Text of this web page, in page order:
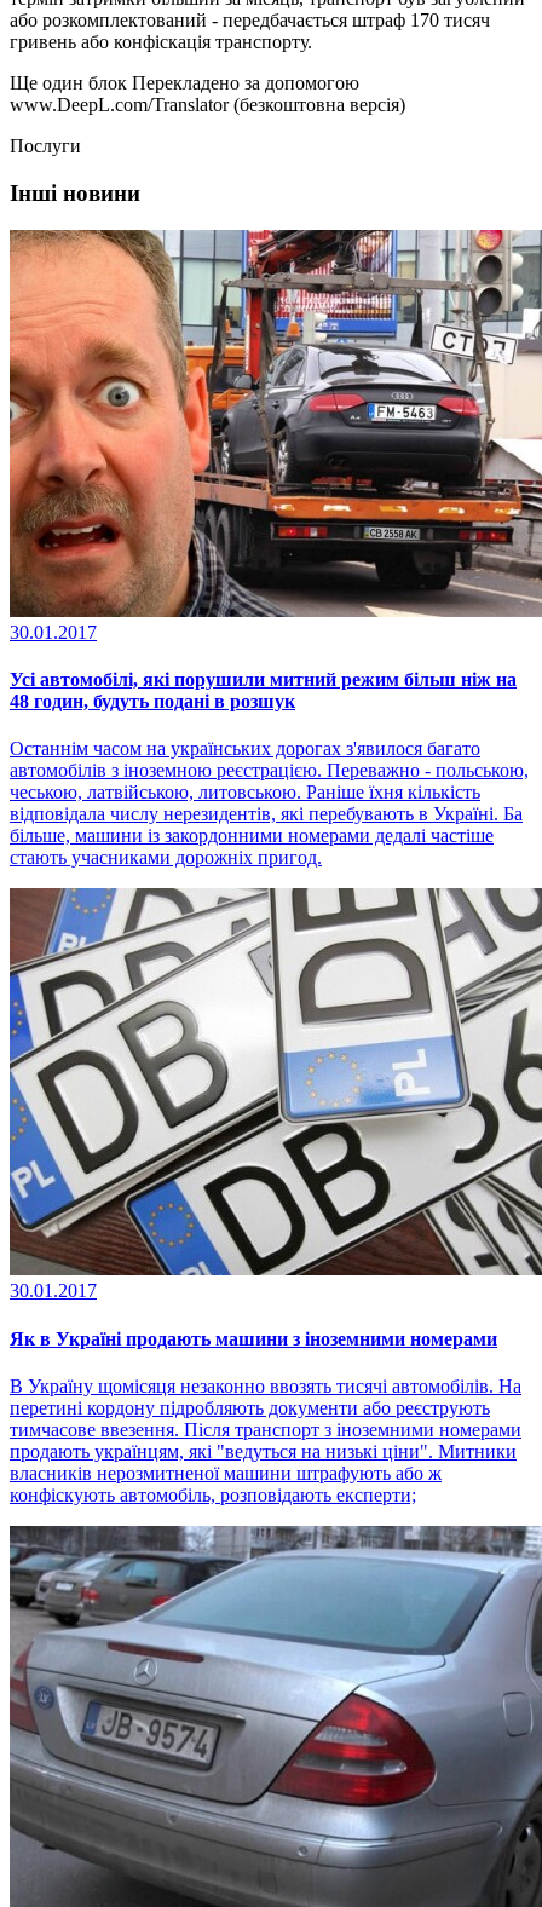
або розкомплектований - передбачається штраф 170 тисяч
гривень або конфіскація транспорту.
Ще один блок Перекладено за допомогою
www.DeepL.com/Translator (безкоштовна версія)
Послуги
Інші новини
30.01.2017
Усі автомобілі, які порушили митний режим більш ніж на
48 годин, будуть подані в розшук
Останнім часом на українських дорогах з'явилося багато
автомобілів з іноземною реєстрацією. Переважно - польською,
чеською, латвійською, литовською. Раніше їхня кількість
відповідала числу нерезидентів, які перебувають в Україні. Ба
більше, машини із закордонними номерами дедалі частіше
стають учасниками дорожніх пригод.
30.01.2017
Як в Україні продають машини з іноземними номерами
В Україну щомісяця незаконно ввозять тисячі автомобілів. На
перетині кордону підробляють документи або реєструють
тимчасове ввезення. Після транспорт з іноземними номерами
продають українцям, які "ведуться на низькі ціни". Митники
власників нерозмитненої машини штрафують або ж
конфіскують автомобіль, розповідають експерти;